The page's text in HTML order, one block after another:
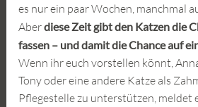
es nur ein paar Wochen, manchmal
Aberdiese Zeit gibt den Katzen die
fassen – und damit die Chance auf
Wenn ihr euch vorstellen könnt,
Tony oder eine andere Katze als
Pflegestelle zu unterstützen, meldet